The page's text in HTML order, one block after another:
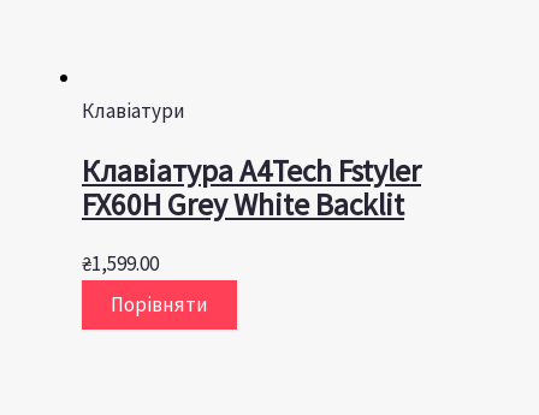
Клавіатури
Клавіатура A4Tech Fstyler
FX60H Grey White Backlit
₴1,599.00
Порівняти